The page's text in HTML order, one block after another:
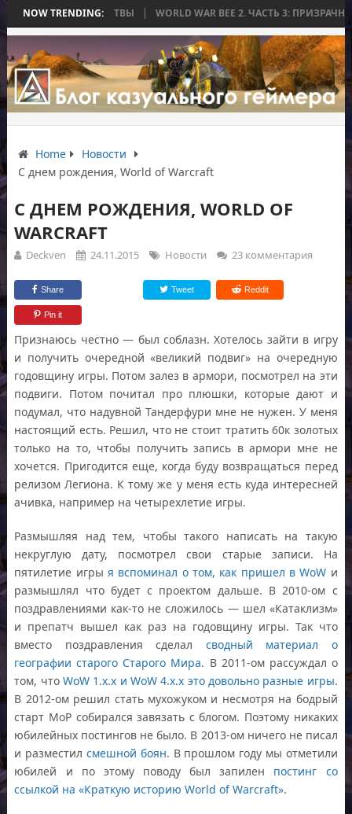
NOW TRENDING:
БЕЗ БИТВЫ WORLD WAR BEE 2. ЧАСТЬ 3: ПРИЗРАЧНЫЕ
Home
Новости
С днем рождения, World of Warcraft
С ДНЕМ РОЖДЕНИЯ, WORLD OF
WARCRAFT
Deckven 24.11.2015 Новости 23 комментария
Share Tweet Reddit
Pin it
Признаюсь честно — был соблазн. Хотелось зайти в игру
и получить очередной «великий подвиг» на очередную
годовщину игры. Потом залез в армори, посмотрел на эти
подвиги. Потом почитал про плюшки, которые дают и
подумал, что надувной Тандерфури мне не нужен. У меня
настоящий есть. Решил, что не стоит тратить 60к золотых
только на то, чтобы получить запись в армори мне не
хочется. Пригодится еще, когда буду возвращаться перед
релизом Легиона. К тому же у меня есть куда интересней
ачивка, например на четырехлетие игры.
Размышляя над тем, чтобы такого написать на такую
некруглую дату, посмотрел свои старые записи. На
пятилетие игрыя вспоминал о том, как пришел в WoW и
размышлял что будет с проектом дальше. В 2010-ом с
поздравлениями как-то не сложилось — шел «Катаклизм»
и препатч вышел как раз на годовщину игры. Так что
вместо поздравления сделал сводный материал о
географии старого Старого Мира. В 2011-ом рассуждал о
том, чтоWoW 1.x.x и WoW 4.x.x это довольно разные игры.
В 2012-ом решил стать мухожуком и несмотря на бодрый
старт МоР собирался завязать с блогом. Поэтому никаких
юбилейных постингов не было. В 2013-ом ничего не писал
и разместил смешной боян. В прошлом году мы отметили
юбилей и по этому поводу был запилен постинг со
ссылкой на «Краткую историю World of Warcraft».